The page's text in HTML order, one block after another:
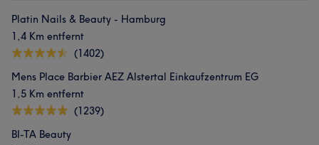
Platin Nails & Beauty - Hamburg
1,4 Km entfernt
(1402)
Mens Place Barbier AEZ Alstertal Einkaufzentrum EG
1,5 Km entfernt
(1239)
BI-TA Beauty